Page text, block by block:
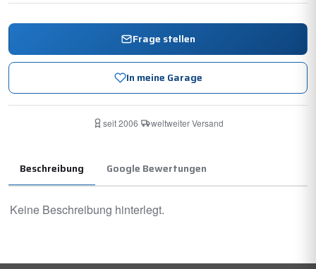
Frage stellen
In meine Garage
seit 2006· weltweiter Versand
Beschreibung Google Bewertungen
Keine Beschreibung hinterlegt.